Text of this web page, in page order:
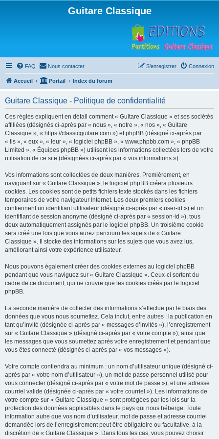
Guitare Classique
FAQ Nous contacter Connexion
S’enregistrer
Accueil Portail Index du forum
Guitare Classique - Politique de confidentialité
Ces règles expliquent en détail comment « Guitare Classique » et ses sociétés
affiliées (désignés ci-après par « nous », « notre », « nos », « Guitare
Classique », « https://classicguitare.com ») et phpBB (désigné ci-après par
« ils », « eux », « leur », « logiciel phpBB », « www.phpbb.com », « phpBB
Limited », « Équipes phpBB ») utilisent les informations collectées lors de votre
utilisation de ce site (désignées ci-après par « vos informations »).
Vos informations sont collectées de deux manières. Premièrement, en
naviguant sur « Guitare Classique », le logiciel phpBB créera plusieurs
cookies. Les cookies sont de petits fichiers texte stockés dans les fichiers
temporaires de votre navigateur Internet. Les deux premiers cookies
contiennent un identifiant utilisateur (désigné ci-après par « user-id ») et un
identifiant de session anonyme (désigné ci-après par « session-id »), tous
deux automatiquement assignés par le logiciel phpBB. Un troisième cookie
sera créé une fois que vous aurez parcouru les sujets de « Guitare
Classique ». Il stocke des informations sur les sujets que vous avez lus,
améliorant ainsi votre expérience utilisateur.
Nous pouvons également créer des cookies externes au logiciel phpBB
pendant que vous naviguez sur « Guitare Classique ». Ceux-ci sortent du
cadre de ce document, qui ne couvre que les cookies créés par le logiciel
phpBB.
La seconde manière de collecter des informations s’effectue par le biais des
données que vous nous soumettez. Cela inclut, entre autres : la publication en
tant qu’invité (désignée ci-après par « messages d’invités »), l’enregistrement
sur « Guitare Classique » (désigné ci-après par « votre compte »), ainsi que
les messages que vous soumettez après votre enregistrement et pendant que
vous êtes connecté (désignés ci-après par « vos messages »).
Votre compte contiendra au minimum : un nom d’utilisateur unique (désigné ci-
après par « votre nom d’utilisateur »), un mot de passe personnel utilisé pour
vous connecter (désigné ci-après par « votre mot de passe »), et une adresse
courriel valide (désignée ci-après par « votre courriel »). Les informations de
votre compte sur « Guitare Classique » sont protégées par les lois sur la
protection des données applicables dans le pays qui nous héberge. Toute
information autre que vos nom d’utilisateur, mot de passe et adresse courriel
demandée lors de l’enregistrement peut être obligatoire ou facultative, à la
discrétion de « Guitare Classique ». Dans tous les cas, vous pouvez choisir